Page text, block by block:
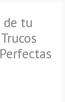
de tu